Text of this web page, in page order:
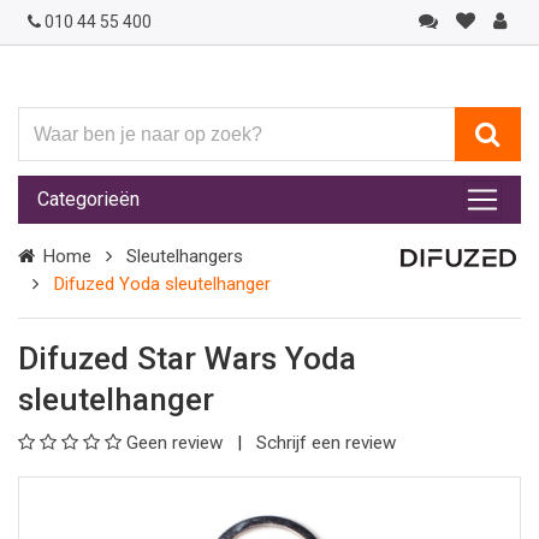
010 44 55 400
ben
je
naar
op
zoek?
Categorieën
Home
Sleutelhangers
Difuzed Yoda sleutelhanger
Difuzed Star Wars Yoda
sleutelhanger
Geen review Schrijf een review